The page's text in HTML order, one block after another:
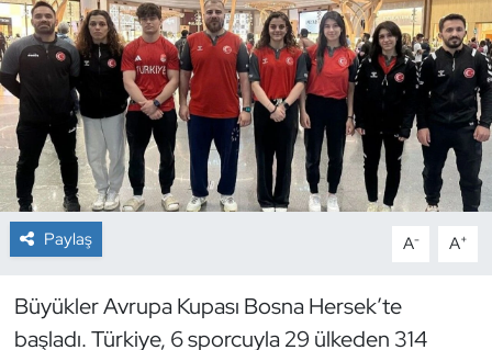
Paylaş A- A+
Büyükler Avrupa Kupası Bosna Hersek’te
başladı. Türkiye, 6 sporcuyla 29 ülkeden 314
Çim Hokeyi
Cimnastik
Curling
Dağcılık
Dans Sporları
Dövüş Sanatı